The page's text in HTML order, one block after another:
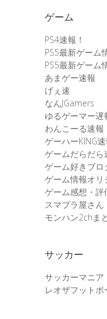
ゲーム
PS4速報！
PS5最新ゲーム
PS5最新ゲーム
あまゲー速報
げぇ速
なんJGamers
ゆるゲーマー遅
わんこーる速報
ゲーハーKING
ゲームだらだら
ゲーム好きブロ
ゲーム情報オリ
ゲーム感想・評
スマブラ屋さん
モンハン2chま
サッカー
サッカーマニア
レオザフット